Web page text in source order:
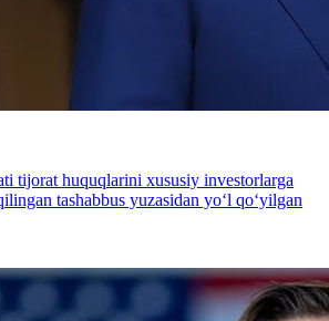
tijorat huquqlarini xususiy investorlarga
tashabbus yuzasidan yo‘l qo‘yilgan